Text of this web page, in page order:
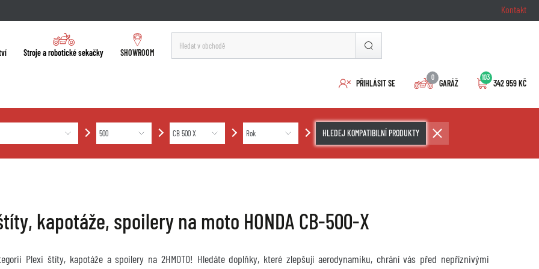
Kontakt
Stroje a robotické sekačky SHOWROOM
PŘIHLÁSIT SE
0
GARÁŽ
103
342 959 KČ
HLEDEJ KOMPATIBILNÍ PRODUKTY
kapotáže, spoilery na moto HONDA CB-500-X
Plexi štíty, kapotáže a spoilery na 2HMOTO! Hledáte doplňky, které zlepšují aerodynamiku, chrání vás před nepříznivými